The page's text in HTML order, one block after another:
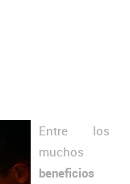
Entre los
muchos
beneficios